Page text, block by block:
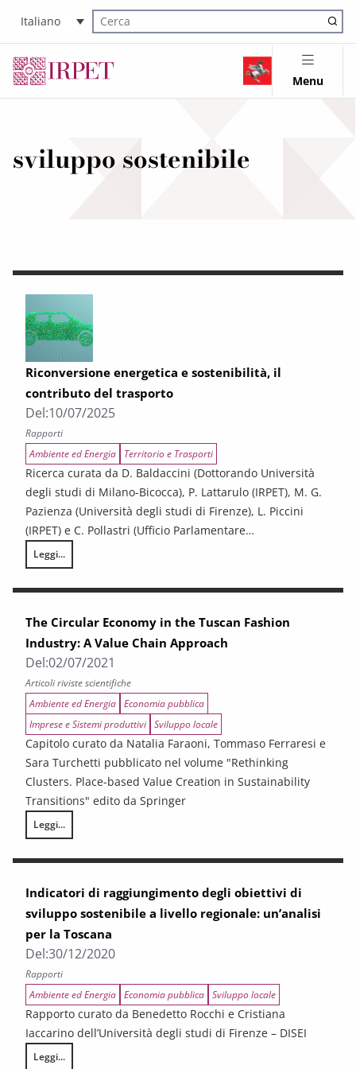
Italiano
Cerca nel sito
Menu
sviluppo sostenibile
Riconversione energetica e sostenibilità, il
contributo del trasporto
Del:10/07/2025
Rapporti
Ambiente ed Energia
Territorio e Trasporti
Ricerca curata da D. Baldaccini (Dottorando Università
degli studi di Milano-Bicocca), P. Lattarulo (IRPET), M. G.
Pazienza (Università degli studi di Firenze), L. Piccini
(IRPET) e C. Pollastri (Ufficio Parlamentare…
Leggi...
Riconversione energetica e sostenibilità, il contributo del trasporto
The Circular Economy in the Tuscan Fashion
Industry: A Value Chain Approach
Del:02/07/2021
Articoli riviste scientifiche
Ambiente ed Energia Economia pubblica
Imprese e Sistemi produttivi Sviluppo locale
Capitolo curato da Natalia Faraoni, Tommaso Ferraresi e
Sara Turchetti pubblicato nel volume "Rethinking
Clusters. Place-based Value Creation in Sustainability
Transitions" edito da Springer
Leggi...
The Circular Economy in the Tuscan Fashion Industry: A Value Chain
Indicatori di raggiungimento degli obiettivi di
sviluppo sostenibile a livello regionale: un’analisi
per la Toscana
Del:30/12/2020
Rapporti
Ambiente ed Energia Economia pubblica Sviluppo locale
Rapporto curato da Benedetto Rocchi e Cristiana
Iaccarino dell’Università degli studi di Firenze – DISEI
Leggi...
Indicatori di raggiungimento degli obiettivi di sviluppo sostenibile a